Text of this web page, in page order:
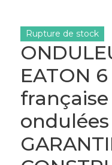
EATON
ondulées
Rupture de stock